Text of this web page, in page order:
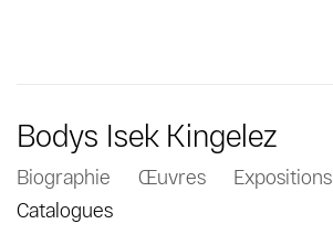
Bodys Isek Kingelez
Biographie Œuvres
Expositions
Catalogues